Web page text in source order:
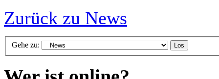
Zurück zu News
Gehe zu: